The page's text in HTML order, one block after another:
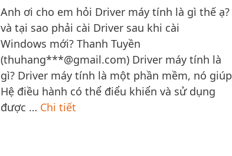
Anh ơi cho em hỏi Driver máy tính là gì thế ạ?
và tại sao phải cài Driver sau khi cài
Windows mới? Thanh Tuyền
(thuhang***@gmail.com) Driver máy tính là
gì? Driver máy tính là một phần mềm, nó giúp
Hệ điều hành có thể điểu khiển và sử dụng
được … Chi tiết